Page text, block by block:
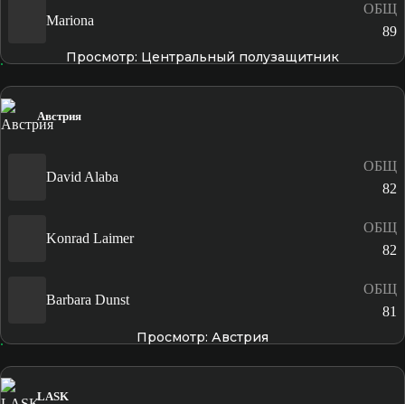
Mariona
ОБЩ
89
Просмотр: Центральный полузащитник
Австрия
David Alaba
ОБЩ
82
Konrad Laimer
ОБЩ
82
Barbara Dunst
ОБЩ
81
Просмотр: Австрия
LASK